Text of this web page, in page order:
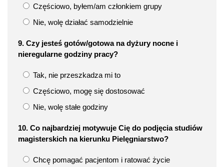
Częściowo, byłem/am członkiem grupy
Nie, wolę działać samodzielnie
9. Czy jesteś gotów/gotowa na dyżury nocne i
nieregularne godziny pracy?
Tak, nie przeszkadza mi to
Częściowo, mogę się dostosować
Nie, wolę stałe godziny
10. Co najbardziej motywuje Cię do podjęcia studiów
magisterskich na kierunku Pielęgniarstwo?
Chcę pomagać pacjentom i ratować życie